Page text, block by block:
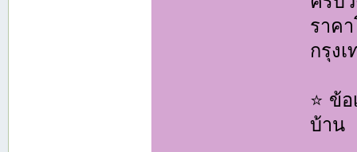
ราค
กรุง
⭐ ข้
บ้าน